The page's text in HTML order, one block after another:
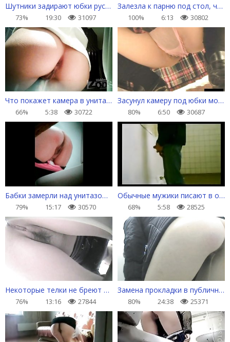
Шутники задирают юбки русским бабам на улице
73% 19:30 31097
Залезла к парню под стол, чтобы отвлечь минетом от компа
100% 6:13 30802
Что покажет камера в унитазе женского туалета
66% 5:38 30722
Засунул камеру под юбки молодых японок
80% 6:50 30687
Бабки замерли над унитазом, чтобы поссать
79% 15:17 30570
Обычные мужики писают в общественном туалете
68% 5:58 28525
Некоторые телки не бреют киски - камера в туалете
76% 13:16 27844
Замена прокладки в публичном туалете
80% 24:38 25371